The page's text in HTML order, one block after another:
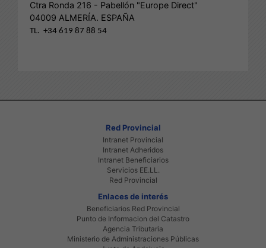
Ctra Ronda 216 - Pabellón "Europe Direct"
04009 ALMERÍA. ESPAÑA
TL. +34 619 87 88 54
Red Provincial
Intranet Provincial
Intranet Adheridos
Intranet Beneficiarios
Servicios EE.LL.
Red Provincial
Enlaces de interés
Beneficiarios Red Provincial
Punto de Informacion del Catastro
Agencia Tributaria
Ministerio de Administraciones Públicas